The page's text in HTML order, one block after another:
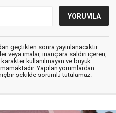
geçtikten sonra yayınlanacaktır.
veya imalar, inançlara saldırı içeren,
karakter kullanılmayan ve büyük
Yapılan yorumlardan
şekilde sorumlu tutulamaz.